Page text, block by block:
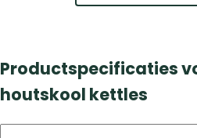
Productspecificaties
houtskool kettles